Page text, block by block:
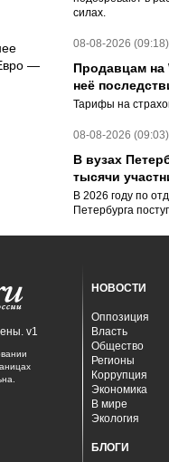
—
силах.
08-08-2026 (09:18)
Продавцам на
неё
Тарифы на
08-08-2026 (09:03)
В вузах
тысячи
В 2026 году по
Петербурга
v1
НОВОСТИ
Оппозиция
Власть
Общество
Регионы
Коррупция
Экономика
В мире
Экология
БЛОГИ